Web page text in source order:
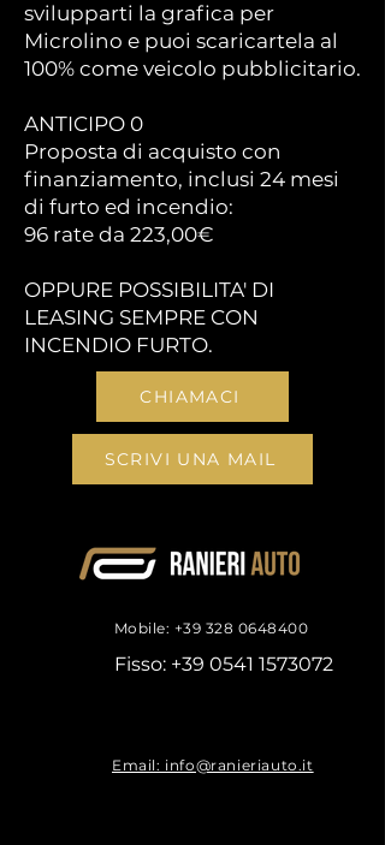
svilupparti la grafica per
Microlino e puoi scaricartela al
100% come veicolo pubblicitario.
ANTICIPO 0
Proposta di acquisto con
finanziamento, inclusi 24 mesi
di furto ed incendio:
96 rate da 223,00€
OPPURE POSSIBILITA' DI
LEASING SEMPRE CON
INCENDIO FURTO.
CHIAMACI
SCRIVI UNA MAIL
Mobile: +39 328 0648400
Fisso: +39 0541 1573072
Email: info@ranieriauto.it